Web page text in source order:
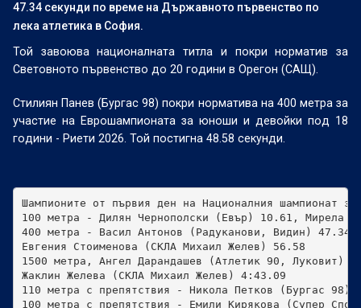
47.34 секунди по време на Държавното първенство по
лека атлетика в София.
Той завоюва националната титла и покри норматив за
Световното първенство до 20 години в Орегон (САЩ).
Стилиян Панев (Бургас 98) покри норматива на 400 метра за
участие на Еврошампионата за юноши и девойки под 18
години - Риети 2026. Той постигна 48.58 секунди.
100 метра - Дилян Чернополски (Евър) 10.61, Мирела
400 метра - Васил Антонов (Радуканови, Видин) 47.34
Евгения Стоименова (СКЛА Михаил Желев) 56.58
1500 метра, Ангел Дарандашев (Атлетик 90, Луковит)
Жаклин Желева (СКЛА Михаил Желев) 4:43.09
110 метра с препятствия - Никола Петков (Бургас
100 метра с препятствия - Емили Кирякова (Супер